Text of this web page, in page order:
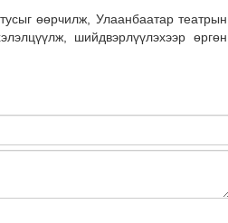
өөрчилж, Улаанбаатар театрын
шийдвэрлүүлэхээр өргөн